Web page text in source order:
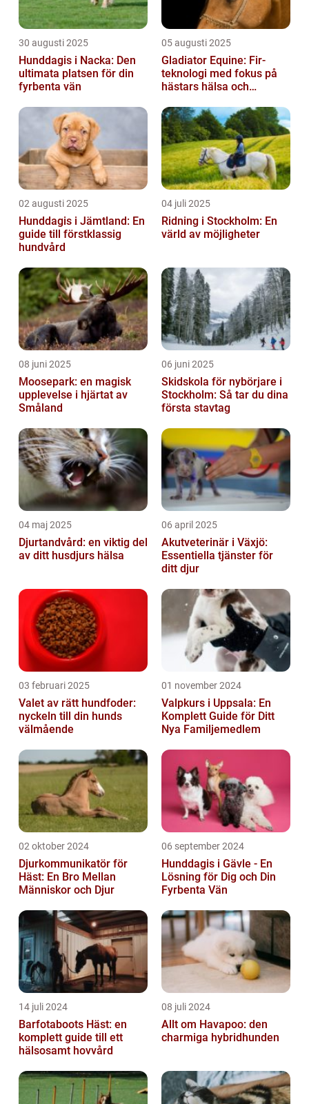
30 augusti 2025
Hunddagis i Nacka: Den
ultimata platsen för din
fyrbenta vän
05 augusti 2025
Gladiator Equine: Fir-
teknologi med fokus på
hästars hälsa och
02 augusti 2025
Hunddagis i Jämtland: En
guide till förstklassig
hundvård
04 juli 2025
Ridning i Stockholm: En
värld av möjligheter
08 juni 2025
Moosepark: en magisk
upplevelse i hjärtat av
Småland
06 juni 2025
Skidskola för nybörjare i
Stockholm: Så tar du dina
första stavtag
04 maj 2025
Djurtandvård: en viktig del
av ditt husdjurs hälsa
06 april 2025
Akutveterinär i Växjö:
Essentiella tjänster för
ditt djur
03 februari 2025
Valet av rätt hundfoder:
nyckeln till din hunds
välmående
01 november 2024
Valpkurs i Uppsala: En
Komplett Guide för Ditt
Nya Familjemedlem
02 oktober 2024
Djurkommunikatör för
Häst: En Bro Mellan
Människor och Djur
06 september 2024
Hunddagis i Gävle - En
Lösning för Dig och Din
Fyrbenta Vän
14 juli 2024
Barfotaboots Häst: en
komplett guide till ett
hälsosamt hovvård
08 juli 2024
Allt om Havapoo: den
charmiga hybridhunden